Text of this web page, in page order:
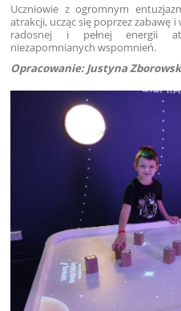
Uczniowie z ogromnym
atrakcji, ucząc się poprzez zabawę i
radosnej i pełnej energii
niezapomnianych wspomnień.
Opracowanie: Justyna